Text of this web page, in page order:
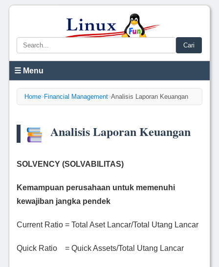
Cari
☰ Menu
Home>Financial Management>Analisis Laporan Keuangan
Analisis Laporan Keuangan
SOLVENCY (SOLVABILITAS)
Kemampuan perusahaan untuk memenuhi
kewajiban jangka pendek
Current Ratio = Total Aset Lancar/Total Utang Lancar
Quick Ratio = Quick Assets/Total Utang Lancar